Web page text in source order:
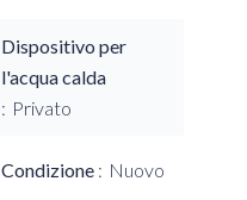
Dispositivo per
l'acqua calda
Privato
Condizione Nuovo